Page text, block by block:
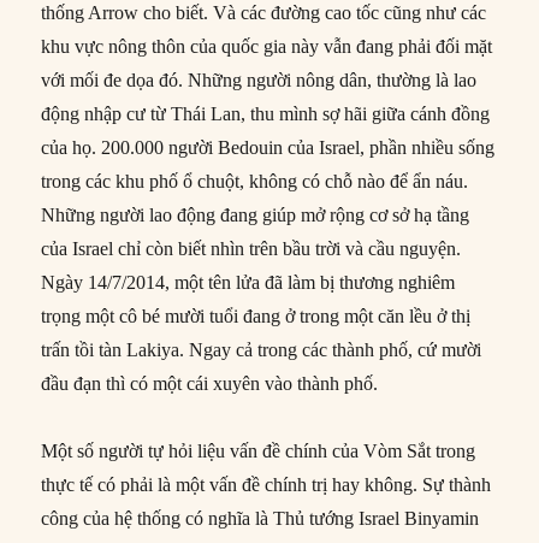
thống Arrow cho biết. Và các đường cao tốc cũng như các
khu vực nông thôn của quốc gia này vẫn đang phải đối mặt
với mối đe dọa đó. Những người nông dân, thường là lao
động nhập cư từ Thái Lan, thu mình sợ hãi giữa cánh đồng
của họ. 200.000 người Bedouin của Israel, phần nhiều sống
trong các khu phố ổ chuột, không có chỗ nào để ẩn náu.
Những người lao động đang giúp mở rộng cơ sở hạ tầng
của Israel chỉ còn biết nhìn trên bầu trời và cầu nguyện.
Ngày 14/7/2014, một tên lửa đã làm bị thương nghiêm
trọng một cô bé mười tuổi đang ở trong một căn lều ở thị
trấn tồi tàn Lakiya. Ngay cả trong các thành phố, cứ mười
đầu đạn thì có một cái xuyên vào thành phố.
Một số người tự hỏi liệu vấn đề chính của Vòm Sắt trong
thực tế có phải là một vấn đề chính trị hay không. Sự thành
công của hệ thống có nghĩa là Thủ tướng Israel Binyamin